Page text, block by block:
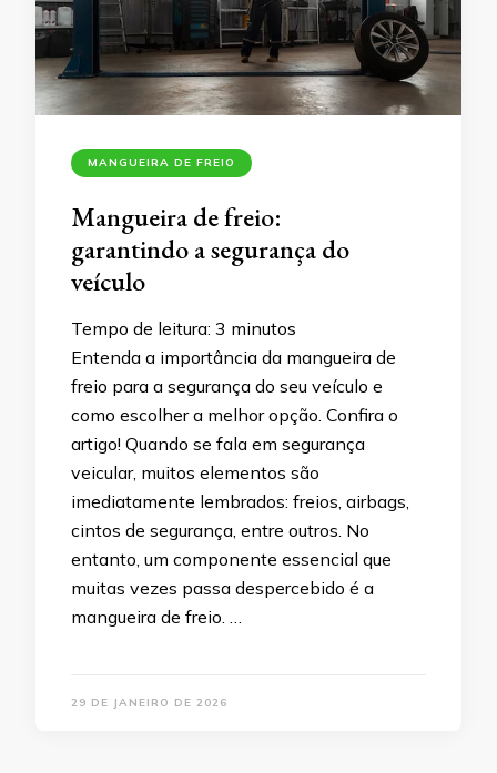
MANGUEIRA DE FREIO
Mangueira de freio:
garantindo a segurança do
veículo
Tempo de leitura: 3 minutos
Entenda a importância da mangueira de
freio para a segurança do seu veículo e
como escolher a melhor opção. Confira o
artigo! Quando se fala em segurança
veicular, muitos elementos são
imediatamente lembrados: freios, airbags,
cintos de segurança, entre outros. No
entanto, um componente essencial que
muitas vezes passa despercebido é a
mangueira de freio. …
29 DE JANEIRO DE 2026